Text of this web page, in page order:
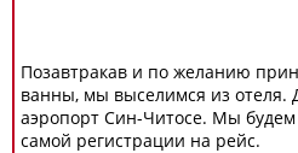
Позавтракав и по желанию
ванны, мы выселимся из отеля.
аэропорт Син-Читосе. Мы будем
самой регистрации на рейс.